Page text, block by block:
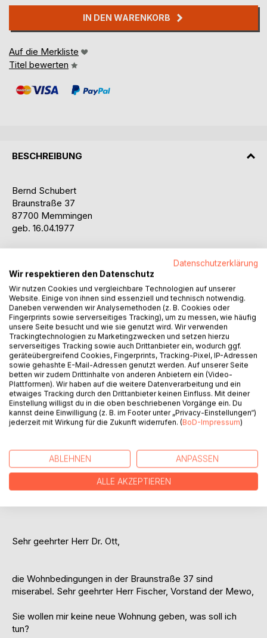
IN DEN WARENKORB
Auf die Merkliste
Titel bewerten
BESCHREIBUNG
Bernd Schubert
Braunstraße 37
87700 Memmingen
geb. 16.04.1977
Sehr geehrte Belegschaft am Klinikum Memmingen,
sehr geehrter Memminger Wohnnungsbau eG,
sehr geehrte Polizei Kempten und Memmingen,
sehr geehrtes Amtsgericht Memmingen,
heute, am 11.06.2022 um 23:30 Uhr nachts müssen laute
Anwohner der Wohnanlage Braunstraße 29 bis 49 und
Fremde sich laut am Wohnblock Braunstraße 37 in 87700
Fenster schlafen kann. Die Polizei Memmingen ist bald vor
Ort. Der Polizist bei der Wache der Polizei Memmingen,
Herr Elsäßer, versicherte mir, die Polizei wird etwas
verspätet, aber sehr bald eintreffen.
Sehr geehrter Herr Dr. Ott,
die Wohnbedingungen in der Braunstraße 37 sind
miserabel. Sehr geehrter Herr Fischer, Vorstand der Mewo,
Sie wollen mir keine neue Wohnung geben, was soll ich
tun?
Datenschutzerklärung
Wir respektieren den Datenschutz
Wir nutzen Cookies und vergleichbare Technologien auf unserer
Website. Einige von ihnen sind essenziell und technisch notwendig.
Daneben verwenden wir Analysemethoden (z. B. Cookies oder
Fingerprints sowie serverseitiges Tracking), um zu messen, wie häufig
unsere Seite besucht und wie sie genutzt wird. Wir verwenden
Trackingtechnologien zu Marketingzwecken und setzen hierzu
serverseitiges Tracking sowie auch Drittanbieter ein, wodurch ggf.
geräteübergreifend Cookies, Fingerprints, Tracking-Pixel, IP-Adressen
sowie gehashte E-Mail-Adressen genutzt werden. Auf unserer Seite
betten wir zudem Drittinhalte von anderen Anbietern ein (Video-
Plattformen). Wir haben auf die weitere Datenverarbeitung und ein
etwaiges Tracking durch den Drittanbieter keinen Einfluss. Mit deiner
Einstellung willigst du in die oben beschriebenen Vorgänge ein. Du
kannst deine Einwilligung (z. B. im Footer unter „Privacy-Einstellungen“)
jederzeit mit Wirkung für die Zukunft widerrufen. (BoD-Impressum)
ABLEHNEN ANPASSEN
ALLE AKZEPTIEREN